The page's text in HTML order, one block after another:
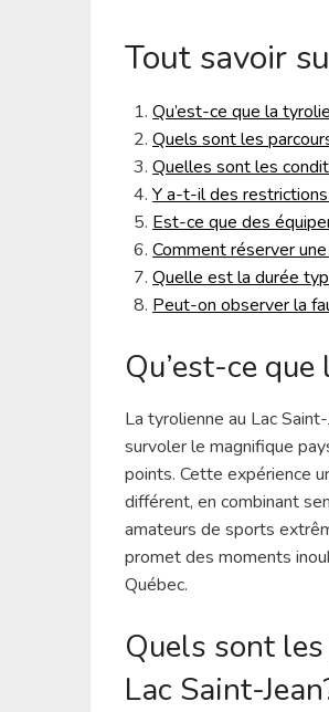
Tout savoir
Qu’est-ce que la
Quels sont les
Quelles sont les
Y a-t-il des restrictions
Est-ce que des
Comment réserver
Quelle est la durée
Peut-on observer la
Qu’est-ce
La tyrolienne au Lac
survoler le magnifique
points. Cette expérience
différent, en combinant
amateurs de sports
promet des moments
Québec.
Quels sont
Lac Saint-